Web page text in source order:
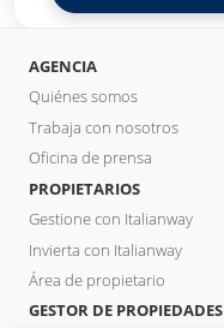
AGENCIA
Quiénes somos
Trabaja con nosotros
Oficina de prensa
PROPIETARIOS
Gestione con Italianway
Invierta con Italianway
Área de propietario
GESTOR DE PROPIEDADES